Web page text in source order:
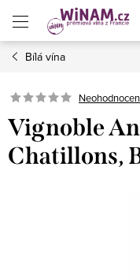
obsah
Bílá vína
Vignoble
Chatillons,